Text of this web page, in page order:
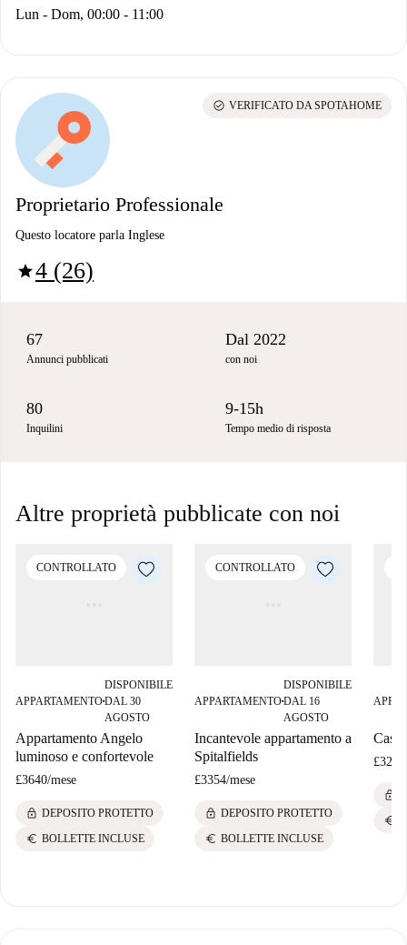
Lun - Dom, 00:00 - 11:00
Proprietario Professionale
Questo locatore parla Inglese
star4 (26)
check_circle VERIFICATO DA SPOTAHOME
67
Annunci pubblicati
Dal 2022
con noi
80
Inquilini
9-15h
Tempo medio di risposta
Altre proprietà pubblicate con noi
CONTROLLATO
APPARTAMENTO■
DISPONIBILE
DAL 30
AGOSTO
Appartamento Angelo
luminoso e confortevole
£3640/mese
lock DEPOSITO PROTETTO
euro BOLLETTE INCLUSE
CONTROLLATO
APPARTAMENTO■
DISPONIBILE
DAL 16
AGOSTO
Incantevole appartamento a
Spitalfields
£3354/mese
lock DEPOSITO PROTETTO
euro BOLLETTE INCLUSE
Casa
£3248
lock
euro